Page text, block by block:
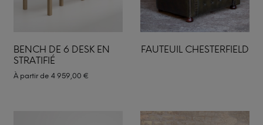
BENCH DE 6 DESK EN
STRATIFIÉ
À partir de 4 959,00 €
FAUTEUIL CHESTERFIELD